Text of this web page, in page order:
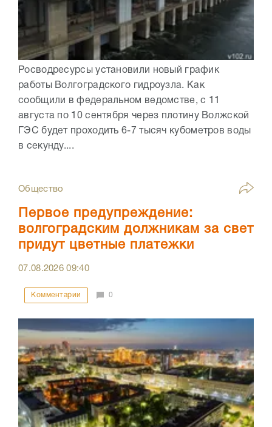
Росводресурсы установили новый график
работы Волгоградского гидроузла. Как
сообщили в федеральном ведомстве, с 11
августа по 10 сентября через плотину Волжской
ГЭС будет проходить 6-7 тысяч кубометров воды
в секунду....
Общество
Первое предупреждение:
волгоградским должникам за свет
придут цветные платежки
07.08.202609:40
Комментарии 0